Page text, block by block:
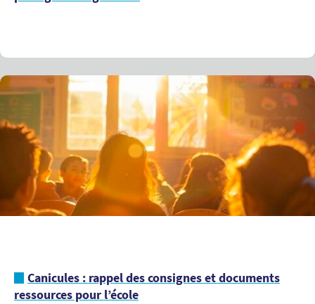
Canicules : rappel des consignes et documents
ressources pour l’école